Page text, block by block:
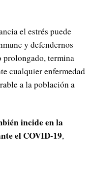
el estrés puede
y defendernos
prolongado, termina
cualquier enfermedad
a la población a
incide en la
el COVID-19,